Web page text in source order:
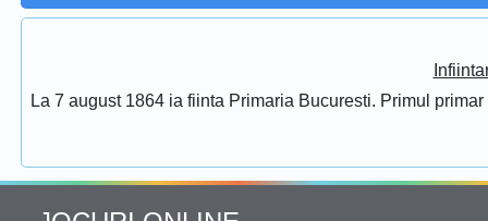
La 7 august 1864 ia fiinta Primaria Bucuresti. Primul